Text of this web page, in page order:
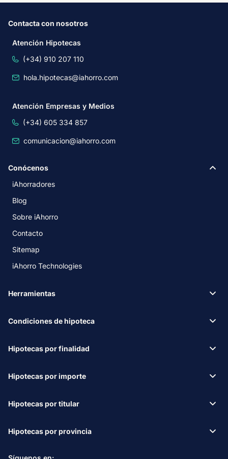
Contacta con nosotros
Atención Hipotecas
(+34) 910 207 110
hola.hipotecas@iahorro.com
Atención Empresas y Medios
(+34) 605 334 857
comunicacion@iahorro.com
Conócenos
iAhorradores
Blog
Sobre iAhorro
Contacto
Sitemap
iAhorro Technologies
Herramientas
Condiciones de hipoteca
Hipotecas por finalidad
Hipotecas por importe
Hipotecas por titular
Hipotecas por provincia